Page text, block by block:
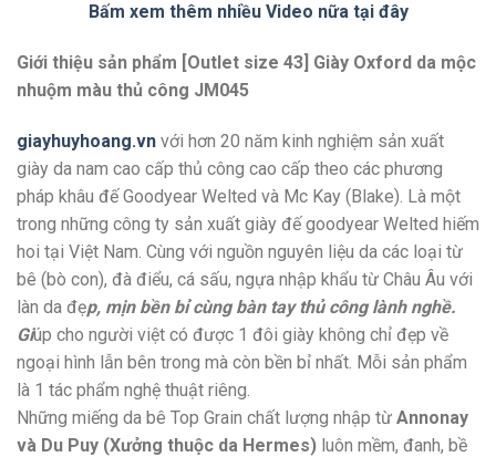
Bấm xem thêm nhiều Video nữa tại đây
Giới thiệu sản phẩm [Outlet size 43] Giày Oxford da mộc
nhuộm màu thủ công JM045
giayhuyhoang.vn với hơn 20 năm kinh nghiệm sản xuất
giày da nam cao cấp thủ công cao cấp theo các phương
pháp khâu đế Goodyear Welted và Mc Kay (Blake). Là một
trong những công ty sản xuất giày đế goodyear Welted hiếm
hoi tại Việt Nam. Cùng với nguồn nguyên liệu da các loại từ
bê (bò con), đà điểu, cá sấu, ngựa nhập khẩu từ Châu Âu với
làn da đẹp, mịn bền bỉ cùng bàn tay thủ công lành nghề.
Giúp cho người việt có được 1 đôi giày không chỉ đẹp về
ngoại hình lẫn bên trong mà còn bền bỉ nhất. Mỗi sản phẩm
là 1 tác phẩm nghệ thuật riêng.
Những miếng da bê Top Grain chất lượng nhập từ Annonay
và Du Puy (Xưởng thuộc da Hermes) luôn mềm, đanh, bề